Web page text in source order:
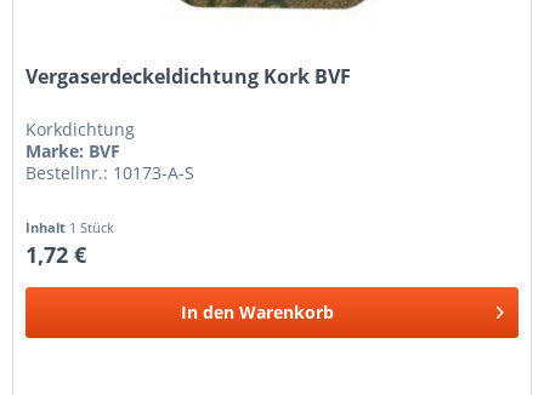
Vergaserdeckeldichtung Kork BVF
Korkdichtung
Marke: BVF
Bestellnr.: 10173-A-S
Inhalt 1 Stück
1,72 €
In den Warenkorb